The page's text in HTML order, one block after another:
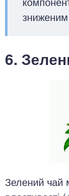
зниженим
6.
Зелений чай